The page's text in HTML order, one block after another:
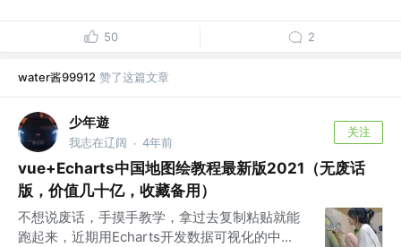
50 2
water酱99912 赞了这篇文章
少年遊
我志在辽阔 · 4年前
关注
vue+Echarts中国地图绘教程最新版2021（无废话
版，价值几十亿，收藏备用）
不想说废话，手摸手教学，拿过去复制粘贴就能
跑起来，近期用Echarts开发数据可视化的中...